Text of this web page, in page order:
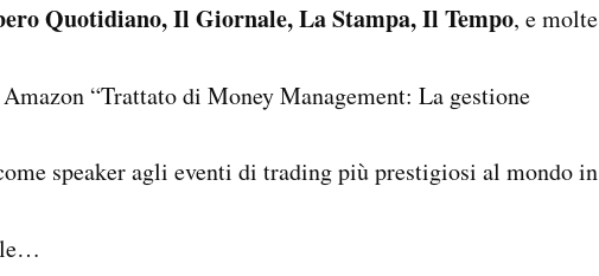
Quotidiano, Il Giornale, La Stampa, Il Tempo, e molte
“Trattato di Money Management: La gestione
speaker agli eventi di trading più prestigiosi al mondo in